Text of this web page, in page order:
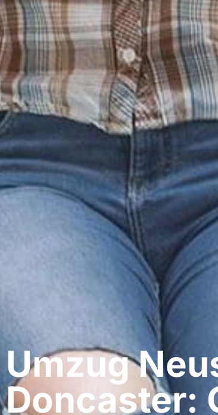
Umzug
Doncaster: